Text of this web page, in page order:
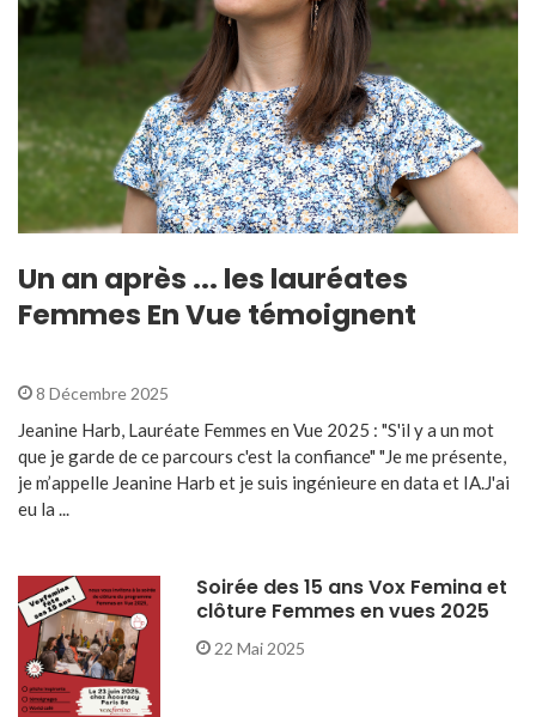
Un an après ... les lauréates
Femmes En Vue témoignent
8 Décembre 2025
Jeanine Harb, Lauréate Femmes en Vue 2025 : "S'il y a un mot
que je garde de ce parcours c'est la confiance" "Je me présente,
je m’appelle Jeanine Harb et je suis ingénieure en data et IA.J'ai
eu la ...
Soirée des 15 ans Vox Femina et
clôture Femmes en vues 2025
22 Mai 2025